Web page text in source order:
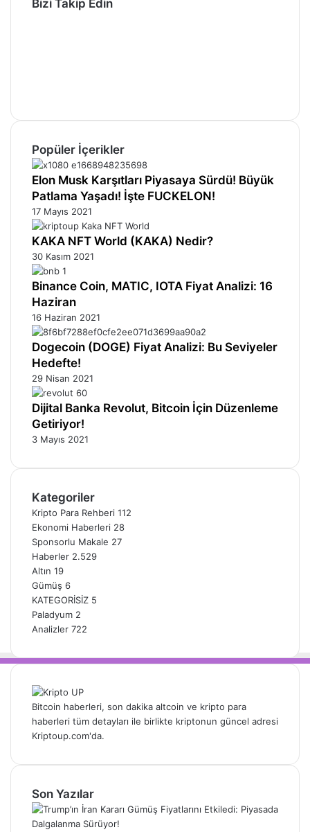
Bizi Takip Edin
Popüler İçerikler
Elon Musk Karşıtları Piyasaya Sürdü! Büyük
Patlama Yaşadı! İşte FUCKELON!
17 Mayıs 2021
KAKA NFT World (KAKA) Nedir?
30 Kasım 2021
Binance Coin, MATIC, IOTA Fiyat Analizi: 16
Haziran
16 Haziran 2021
Dogecoin (DOGE) Fiyat Analizi: Bu Seviyeler
Hedefte!
29 Nisan 2021
Dijital Banka Revolut, Bitcoin İçin Düzenleme
Getiriyor!
3 Mayıs 2021
Kategoriler
Kripto Para Rehberi 112
Ekonomi Haberleri 28
Sponsorlu Makale 27
Haberler 2.529
Altın 19
Gümüş 6
KATEGORİSİZ 5
Paladyum 2
Analizler 722
Bitcoin haberleri, son dakika altcoin ve kripto para
haberleri tüm detayları ile birlikte kriptonun güncel adresi
Kriptoup.com'da.
Son Yazılar